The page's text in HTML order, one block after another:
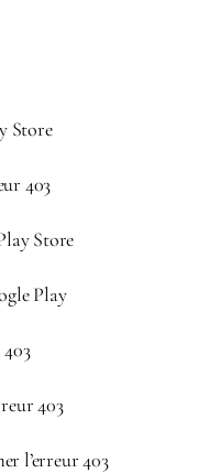
Store
403
Store
Play
403
l’erreur 403